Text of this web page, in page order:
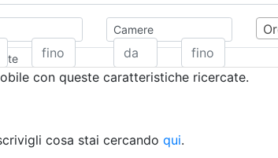
Camere
con queste caratteristiche ricercate.
cosa stai cercando qui.